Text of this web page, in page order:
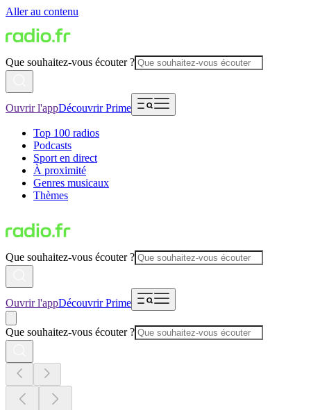
Aller au contenu
Que souhaitez-vous écouter ?
Ouvrir l'appDécouvrir Prime
Top 100 radios
Podcasts
Sport en direct
À proximité
Genres musicaux
Thèmes
Que souhaitez-vous écouter ?
Ouvrir l'appDécouvrir Prime
Que souhaitez-vous écouter ?